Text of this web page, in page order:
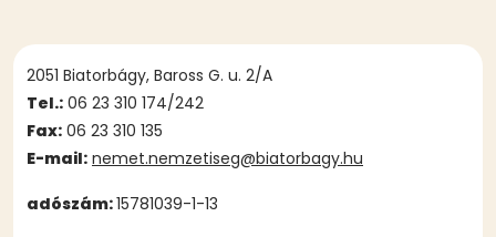
Tartalmi
bekezdések
2051 Biatorbágy, Baross G. u. 2/A
Tel.: 06 23 310 174/242
Fax: 06 23 310 135
E-mail: nemet.nemzetiseg@biatorbagy.hu
adószám:15781039-1-13